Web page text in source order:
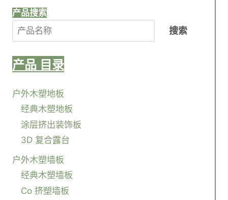
产品搜索
搜索
产品 目录
户外木塑地板
经典木塑地板
涂层挤出装饰板
3D 复合露台
户外木塑墙板
经典木塑墙板
Co 挤塑墙板